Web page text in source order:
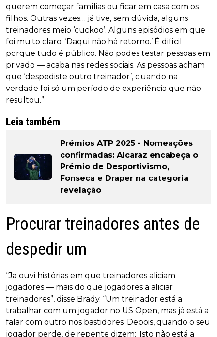
querem começar famílias ou ficar em casa com os
filhos. Outras vezes… já tive, sem dúvida, alguns
treinadores meio ‘cuckoo’. Alguns episódios em que
foi muito claro: ‘Daqui não há retorno.’ É difícil
porque tudo é público. Não podes testar pessoas em
privado — acaba nas redes sociais. As pessoas acham
que ‘despediste outro treinador’, quando na
verdade foi só um período de experiência que não
resultou.”
Leia também
Prémios ATP 2025 - Nomeações
confirmadas: Alcaraz encabeça o
Prémio de Desportivismo,
Fonseca e Draper na categoria
revelação
Procurar treinadores antes de
despedir um
“Já ouvi histórias em que treinadores aliciam
jogadores — mais do que jogadores a aliciar
treinadores”, disse Brady. “Um treinador está a
trabalhar com um jogador no US Open, mas já está a
falar com outro nos bastidores. Depois, quando o seu
jogador perde, de repente dizem: ‘Isto não está a